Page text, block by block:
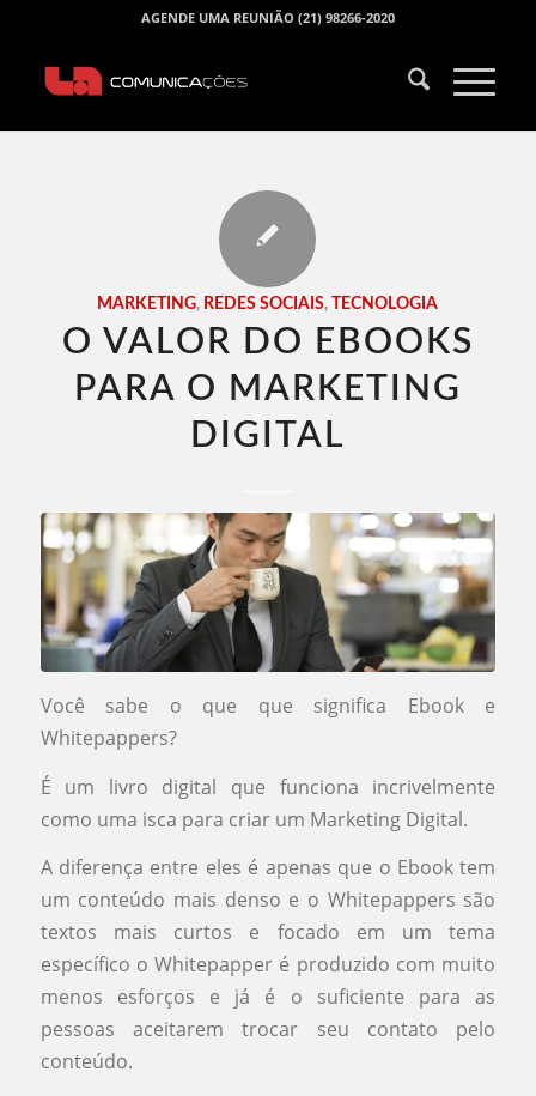
AGENDE UMA REUNIÃO (21) 98266-2020
MARKETING, REDES SOCIAIS,TECNOLOGIA
O VALOR DO EBOOKS
PARA O MARKETING
DIGITAL
Você sabe o que que significa Ebook e
Whitepappers?
É um livro digital que funciona incrivelmente
como uma isca para criar um Marketing Digital.
A diferença entre eles é apenas que o Ebook tem
um conteúdo mais denso e o Whitepappers são
textos mais curtos e focado em um tema
específico o Whitepapper é produzido com muito
menos esforços e já é o suficiente para as
pessoas aceitarem trocar seu contato pelo
conteúdo.